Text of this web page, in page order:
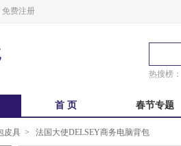
免费注册
热搜榜：
首 页 春节专题
中秋福卡 中秋自选册
皮具 > 法国大使DELSEY商务电脑背包